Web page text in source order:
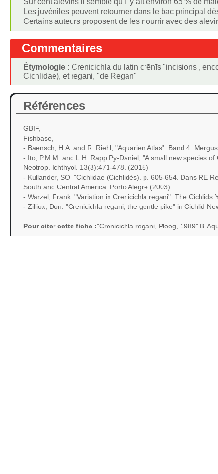
Sur cent alevins il semble qu'il y ait environ 65 % de
Les juvéniles peuvent retourner dans le bac principal
Certains auteurs proposent de les nourrir avec des
Commentaires
Étymologie : Crenicichla du latin crēnīs "incisions ,
Cichlidae), et regani, "de Regan"
Références
GBIF,
Fishbase,
- Baensch, H.A. and R. Riehl, "Aquarien Atlas". Band 4.
- Ito, P.M.M. and L.H. Rapp Py-Daniel, "A small new species
Neotrop. Ichthyol. 13(3):471-478. (2015)
- Kullander, SO ,"Cichlidae (Cichlidés). p. 605-654. Dans RE
South and Central America. Porto Alegre (2003)
- Warzel, Frank. "Variation in Crenicichla regani". The Cichlids
- Zilliox, Don. "Crenicichla regani, the gentle pike" in Cichlid
Pour citer cette fiche :"Crenicichla regani, Ploeg, 1989" B-